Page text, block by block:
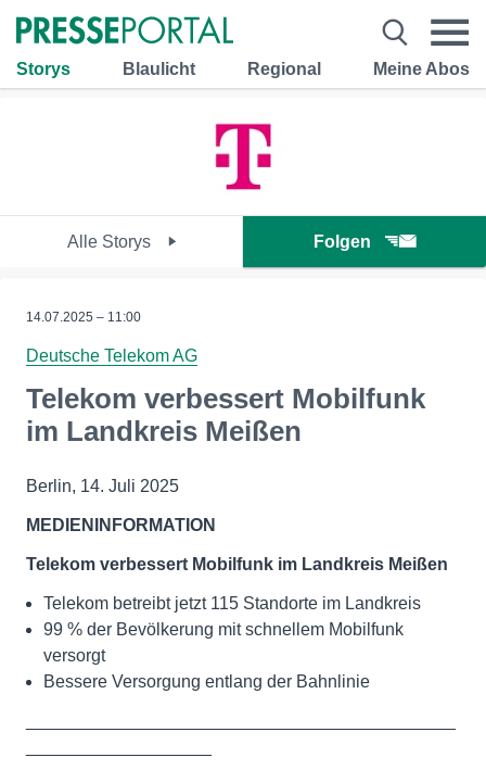
Storys Blaulicht Regional Meine Abos
Alle Storys Folgen
14.07.2025 – 11:00
Deutsche Telekom AG
Telekom verbessert Mobilfunk
im Landkreis Meißen
Berlin, 14. Juli 2025
MEDIENINFORMATION
Telekom verbessert Mobilfunk im Landkreis Meißen
Telekom betreibt jetzt 115 Standorte im Landkreis
99 % der Bevölkerung mit schnellem Mobilfunk
versorgt
Bessere Versorgung entlang der Bahnlinie